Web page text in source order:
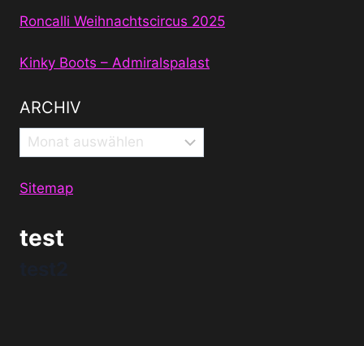
Roncalli Weihnachtscircus 2025
Kinky Boots – Admiralspalast
ARCHIV
Archiv
Sitemap
test